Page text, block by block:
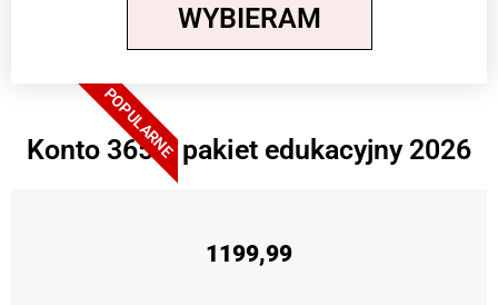
WYBIERAM
POPULARNE
Konto 365 + pakiet edukacyjny 2026
1199,99